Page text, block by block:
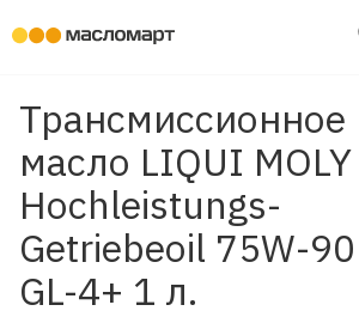
Трансмиссионное
масло LIQUI MOLY
Hochleistungs-
Getriebeoil 75W-
GL-4+ 1 л.